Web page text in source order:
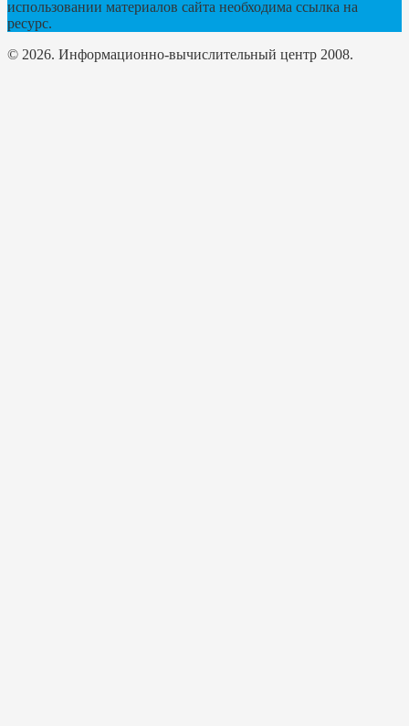
использовании материалов сайта необходима ссылка на
ресурс.
© 2026. Информационно-вычислительный центр 2008.